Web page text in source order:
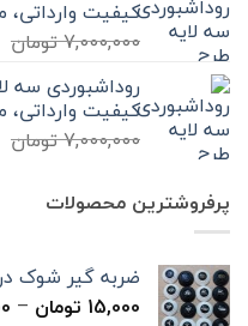
کیفیت وارداتی،
7,000,000تومان
کیفیت وارداتی،
7,000,000تومان
پرفروشترین محصولات
ضربه گیر شوک
15,000 تومان –